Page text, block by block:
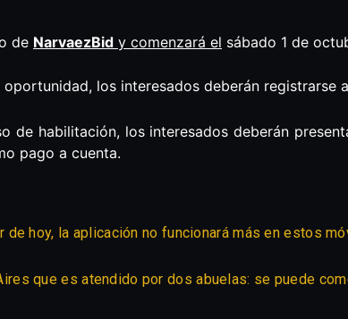
de NarvaezBid y comenzará el sábado 1 de
los interesados deberán registrarse
de habilitación, los interesados deberán
pago a cuenta.
de hoy, la aplicación no funcionará más en estos
que es atendido por dos abuelas: se puede